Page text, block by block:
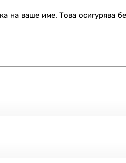
на ваше име. Това осигурява